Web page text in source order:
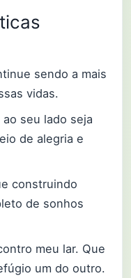
sendo a mais
vidas.
seu lado seja
de alegria e
construindo
de sonhos
meu lar. Que
um do outro.